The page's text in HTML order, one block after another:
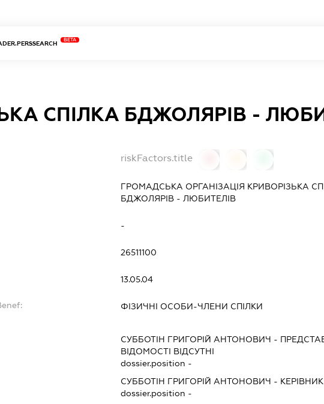
BETA
СПІЛКА БДЖОЛЯРІВ -
riskFactors.title
ГРОМАДСЬКА ОРГАНІЗАЦІЯ КРИВОРІЗЬКА
БДЖОЛЯРІВ - ЛЮБИТЕЛІВ
-
26511100
13.05.04
ФІЗИЧНІ ОСОБИ-ЧЛЕНИ СПІЛКИ
СУББОТІН ГРИГОРІЙ АНТОНОВИЧ -
ВІДОМОСТІ ВІДСУТНІ
dossier.position -
СУББОТІН ГРИГОРІЙ АНТОНОВИЧ - КЕРІВНИК
dossier.position -